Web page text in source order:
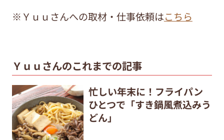
※Ｙｕｕさんへの取材・仕事依頼はこちら
Ｙｕｕさんのこれまでの記事
忙しい年末に！フライパン
ひとつで「すき鍋風煮込みう
どん」